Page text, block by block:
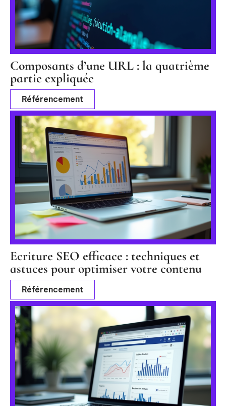
Composants d’une URL : la quatrième
partie expliquée
Référencement
Ecriture SEO efficace : techniques et
astuces pour optimiser votre contenu
Référencement